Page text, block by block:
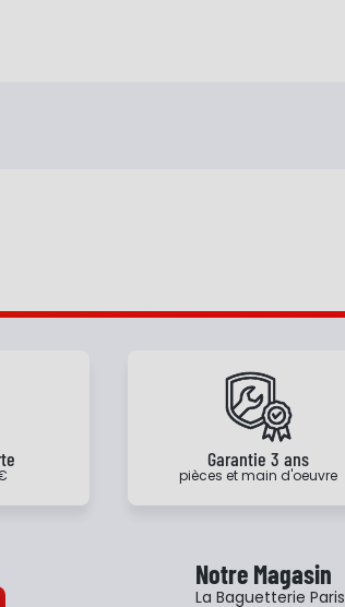
Garantie 3 ans
pièces et main d'oeuvre
Notre Magasin
La Baguetterie Paris